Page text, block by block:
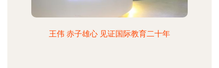
王伟 赤子雄心 见证国际教育二十年